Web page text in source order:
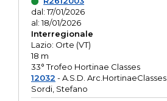
dal: 17/01/2026
al: 18/01/2026
Interregionale
Lazio: Orte (VT)
18 m
33° Trofeo Hortinae Classes
12032 - A.S.D. Arc.HortinaeClasses
Sordi, Stefano